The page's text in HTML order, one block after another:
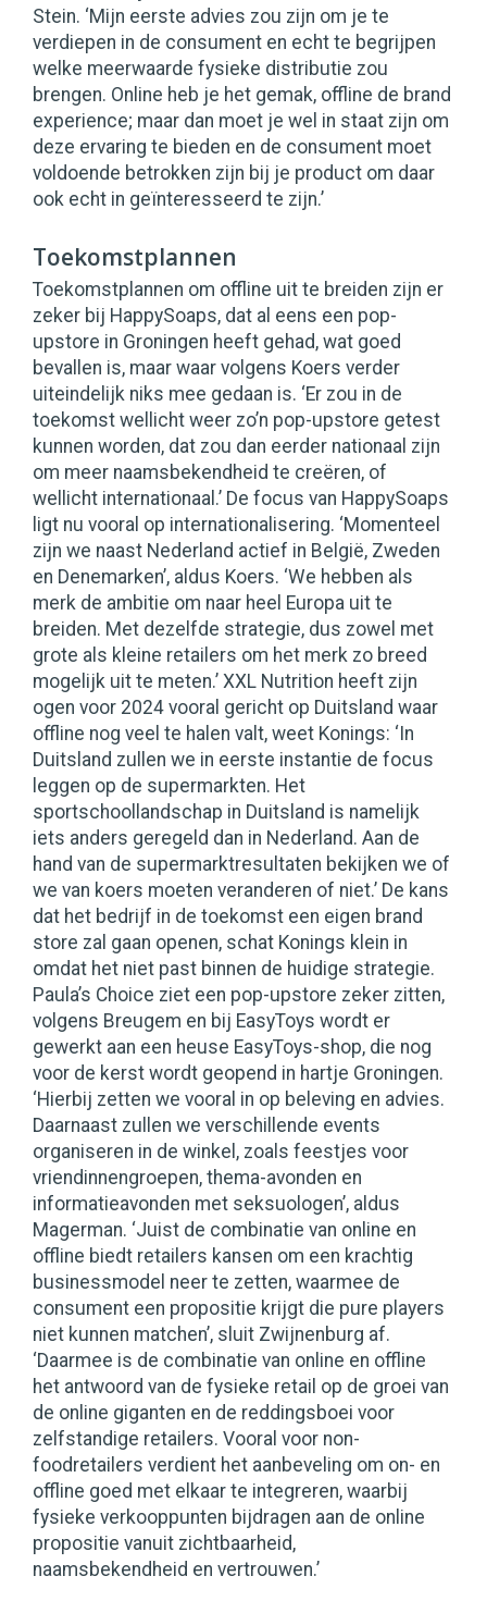
Stein. ‘Mijn eerste advies zou zijn om je te
verdiepen in de consument en echt te begrijpen
welke meerwaarde fysieke distributie zou
brengen. Online heb je het gemak, offline de brand
experience; maar dan moet je wel in staat zijn om
deze ervaring te bieden en de consument moet
voldoende betrokken zijn bij je product om daar
ook echt in geïnteresseerd te zijn.’
Toekomstplannen
Toekomstplannen om offline uit te breiden zijn er
zeker bij HappySoaps, dat al eens een pop-
upstore in Groningen heeft gehad, wat goed
bevallen is, maar waar volgens Koers verder
uiteindelijk niks mee gedaan is. ‘Er zou in de
toekomst wellicht weer zo’n pop-upstore getest
kunnen worden, dat zou dan eerder nationaal zijn
om meer naamsbekendheid te creëren, of
wellicht internationaal.’ De focus van HappySoaps
ligt nu vooral op internationalisering. ‘Momenteel
zijn we naast Nederland actief in België, Zweden
en Denemarken’, aldus Koers. ‘We hebben als
merk de ambitie om naar heel Europa uit te
breiden. Met dezelfde strategie, dus zowel met
grote als kleine retailers om het merk zo breed
mogelijk uit te meten.’ XXL Nutrition heeft zijn
ogen voor 2024 vooral gericht op Duitsland waar
offline nog veel te halen valt, weet Konings: ‘In
Duitsland zullen we in eerste instantie de focus
leggen op de supermarkten. Het
sportschoollandschap in Duitsland is namelijk
iets anders geregeld dan in Nederland. Aan de
hand van de supermarktresultaten bekijken we of
we van koers moeten veranderen of niet.’ De kans
dat het bedrijf in de toekomst een eigen brand
store zal gaan openen, schat Konings klein in
omdat het niet past binnen de huidige strategie.
Paula’s Choice ziet een pop-upstore zeker zitten,
volgens Breugem en bij EasyToys wordt er
gewerkt aan een heuse EasyToys-shop, die nog
voor de kerst wordt geopend in hartje Groningen.
‘Hierbij zetten we vooral in op beleving en advies.
Daarnaast zullen we verschillende events
organiseren in de winkel, zoals feestjes voor
vriendinnengroepen, thema-avonden en
informatieavonden met seksuologen’, aldus
Magerman. ‘Juist de combinatie van online en
offline biedt retailers kansen om een krachtig
businessmodel neer te zetten, waarmee de
consument een propositie krijgt die pure players
niet kunnen matchen’, sluit Zwijnenburg af.
‘Daarmee is de combinatie van online en offline
het antwoord van de fysieke retail op de groei van
de online giganten en de reddingsboei voor
zelfstandige retailers. Vooral voor non-
foodretailers verdient het aanbeveling om on- en
offline goed met elkaar te integreren, waarbij
fysieke verkooppunten bijdragen aan de online
propositie vanuit zichtbaarheid,
naamsbekendheid en vertrouwen.’